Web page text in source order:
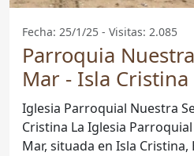
Fecha: 25/1/25 - Visitas: 2.085
Parroquia
Mar - Isla Cristina
Iglesia Parroquial Nuestra
Cristina La Iglesia Parroquial Nuestra Señora del
Mar, situada en Isla Cristina,